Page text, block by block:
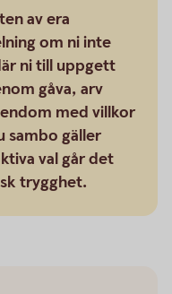
av era
om ni inte
ni till uppgett
gåva, arv
med villkor
sambo gäller
val går det
trygghet.